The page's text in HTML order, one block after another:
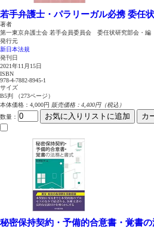
若手弁護士・パラリーガル必携 委任
著者
第一東京弁護士会 若手会員委員会 委任状研究部会・編
発行元
新日本法規
発刊日
2021年11月15日
ISBN
978-4-7882-8945-1
サイズ
B5判 （273ページ）
本体価格：4,000円 販売価格：4,400円（税込）
数量 ： お気に入りリストに追加 カ
秘密保持契約・予備的合意書・覚書